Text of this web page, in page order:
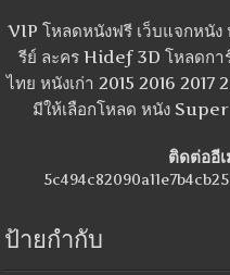
VIP โหลดหนังฟรี เว็บแจกหนั
รีย์ ละคร Hidef 3D โหลดก
ไทย หนังเก่า 2015 2016 2017
มีให้เลือกโหลด หนัง
ติดต่ออี
ป้ายกำกับ